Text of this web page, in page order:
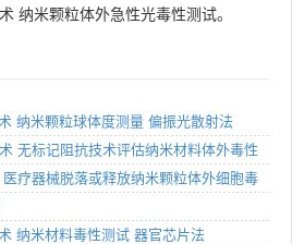
纳米颗粒体外急性光毒性测试。
纳米颗粒球体度测量 偏振光散射法
无标记阻抗技术评估纳米材料体外毒性
疗器械脱落或释放纳米颗粒体外细胞毒
纳米材料毒性测试 器官芯片法